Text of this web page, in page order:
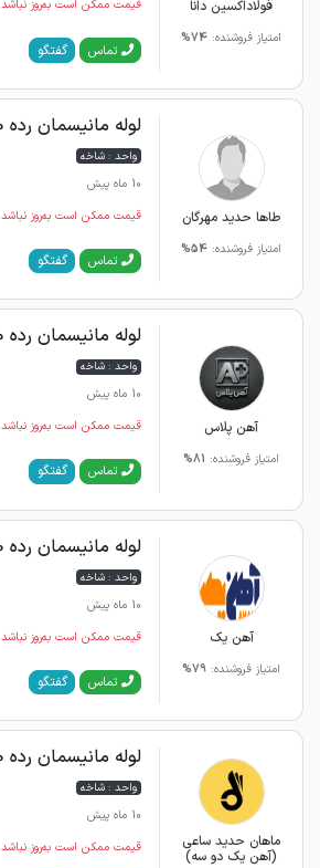
فولاداکسین دانا
امتیاز فروشنده: 74%
قیمت ممکن است به‌روز نباشد
تماس گفتگو
طاها حدید مهرگان
امتیاز فروشنده: 54%
لوله مانیسمان رده 80 سایز 1/1.2
واحد : شاخه
10 ماه پیش
قیمت ممکن است به‌روز نباشد
تماس گفتگو
آهن پلاس
امتیاز فروشنده: 81%
لوله مانیسمان رده 80 سایز 1/1.2
واحد : شاخه
10 ماه پیش
قیمت ممکن است به‌روز نباشد
تماس گفتگو
آهن یک
امتیاز فروشنده: 79%
لوله مانیسمان رده 80 سایز 1/1.2
واحد : شاخه
10 ماه پیش
قیمت ممکن است به‌روز نباشد
تماس گفتگو
ماهان حدید ساعی
(آهن یک دو سه)
لوله مانیسمان رده 80 سایز 1/1.2
واحد : شاخه
10 ماه پیش
قیمت ممکن است به‌روز نباشد